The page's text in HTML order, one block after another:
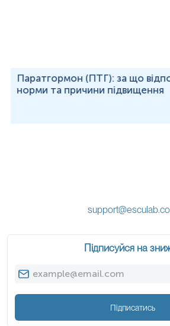
Паратгормон (ПТГ): за що
норми та причини підвищення
Підписуйся на
Підписатись